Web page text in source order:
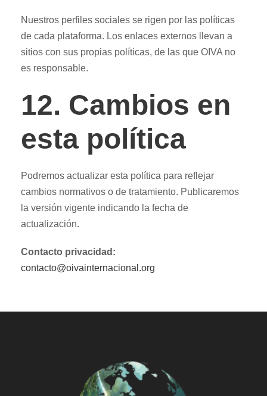
Nuestros perfiles sociales se rigen por las políticas
de cada plataforma. Los enlaces externos llevan a
sitios con sus propias políticas, de las que OIVA no
es responsable.
12. Cambios en
esta política
Podremos actualizar esta política para reflejar
cambios normativos o de tratamiento. Publicaremos
la versión vigente indicando la fecha de
actualización.
Contacto privacidad:
contacto@oivainternacional.org